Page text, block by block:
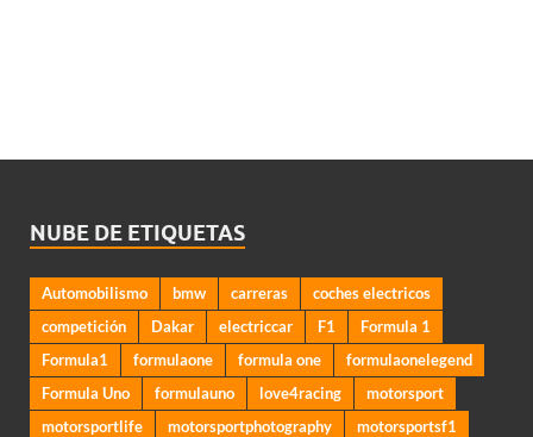
NUBE DE ETIQUETAS
Automobilismo bmw carreras
coches electricos
competición
Dakar electriccar F1
Formula 1
Formula1
formulaone formula one
formulaonelegend
Formula Uno
formulauno love4racing
motorsport
motorsportlife
motorsportphotography
motorsportsf1